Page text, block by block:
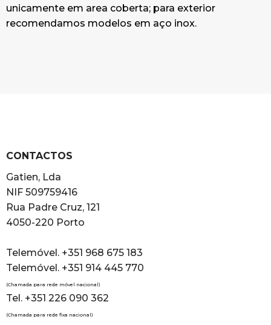
unicamente em area coberta; para exterior
recomendamos modelos em aço inox.
CONTACTOS
Gatien, Lda
NIF 509759416
Rua Padre Cruz, 121
4050-220 Porto
Telemóvel. +351 968 675 183
Telemóvel. +351 914 445 770
(Chamada para rede móvel nacional)
Tel. +351 226 090 362
(Chamada para rede fixa nacional)